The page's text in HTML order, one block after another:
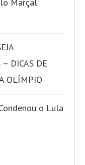
– DICAS DE
OLÍMPIO
o Lula